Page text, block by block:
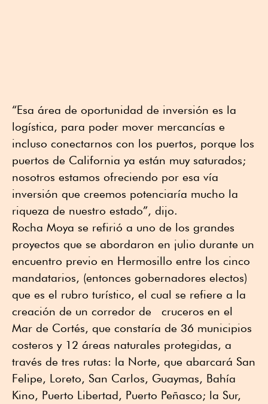
“Esa área de oportunidad de inversión es la
logística, para poder mover mercancías e
incluso conectarnos con los puertos, porque los
puertos de California ya están muy saturados;
nosotros estamos ofreciendo por esa vía
inversión que creemos potenciaría mucho la
riqueza de nuestro estado”, dijo.
Rocha Moya se refirió a uno de los grandes
proyectos que se abordaron en julio durante un
encuentro previo en Hermosillo entre los cinco
mandatarios, (entonces gobernadores electos)
que es el rubro turístico, el cual se refiere a la
creación de un corredor de cruceros en el
Mar de Cortés, que constaría de 36 municipios
costeros y 12 áreas naturales protegidas, a
través de tres rutas: la Norte, que abarcará San
Felipe, Loreto, San Carlos, Guaymas, Bahía
Kino, Puerto Libertad, Puerto Peñasco; la Sur,